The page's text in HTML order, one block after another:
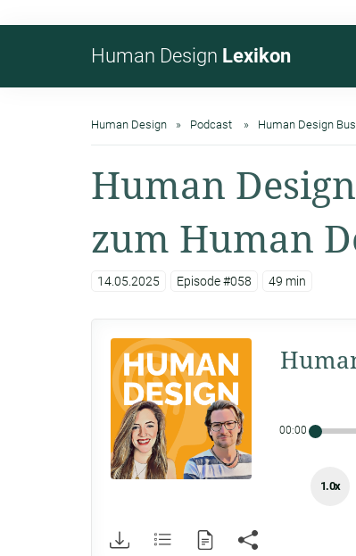
Human Design Lexikon
Human Design Podcast Human Design
Human
zum Human
14.05.2025 Episode #058 49 min
00:00
1.0x